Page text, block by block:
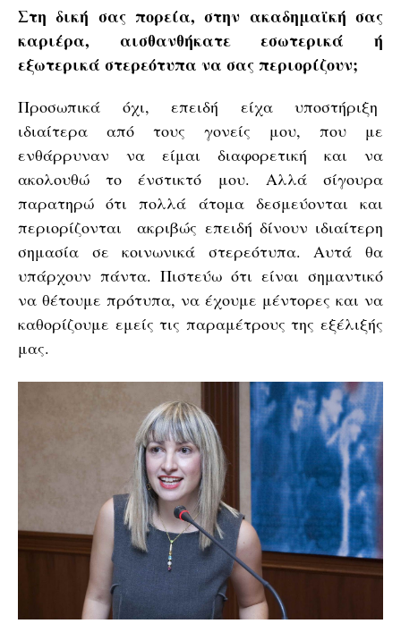
Στη δική σας πορεία, στην ακαδημαϊκή σας
καριέρα, αισθανθήκατε εσωτερικά ή
εξωτερικά στερεότυπα να σας περιορίζουν;
Προσωπικά όχι, επειδή είχα υποστήριξη
ιδιαίτερα από τους γονείς μου, που με
ενθάρρυναν να είμαι διαφορετική και να
ακολουθώ το ένστικτό μου. Αλλά σίγουρα
παρατηρώ ότι πολλά άτομα δεσμεύονται και
περιορίζονται ακριβώς επειδή δίνουν ιδιαίτερη
σημασία σε κοινωνικά στερεότυπα. Αυτά θα
υπάρχουν πάντα. Πιστεύω ότι είναι σημαντικό
να θέτουμε πρότυπα, να έχουμε μέντορες και να
καθορίζουμε εμείς τις παραμέτρους της εξέλιξής
μας.